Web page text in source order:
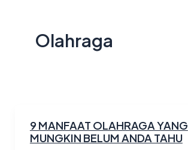
Olahraga
9 MANFAAT OLAHRAGA YANG
MUNGKIN BELUM ANDA TAHU